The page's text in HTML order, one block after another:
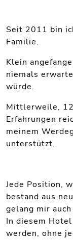
Seit 2011 bin
Familie.
Klein
niemals
würde.
Mittlerweile, 12
Erfahrungen
meinem
unterstützt.
Jede Position,
bestand aus
gelang mir
In diesem
werden, ohne